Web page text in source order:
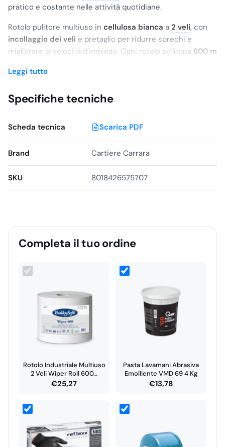
pratico e costante nelle attività quotidiane.
Rotolo pulitore multiuso in cellulosa bianca a 2 veli, con
incollaggio dei veli e pretaglio per ridurre sprechi e
migliorare la velocità d’impiego. Ogni rotolo sviluppa 600 m
continui.
Ambiti di utilizzo
Industria e reparti produttivi
Laboratori e aree tecniche
Magazzini e logistica
asciugatura rapide
Utilizzo per operazioni di pulizia e asciugatura in
in cellulosa, colore bianco
Finitura:liscia(goffratura
2000 strappiper rotolo
Lunghezza rotolo:600 m
Altezza rotolo:260 mm
Diametrorotolo:
Profumazione:
Confezionamento:1 rotolo
Leggi tutto
Specifiche tecniche
Scheda tecnica Scarica PDF
Brand Cartiere Carrara
SKU 8018426575707
Completa il tuo ordine
Rotolo Industriale Multiuso
2 Veli Wiper Roll 600…
€25,27
Pasta Lavamani Abrasiva
Emolliente VMD 69 4 Kg
€13,78